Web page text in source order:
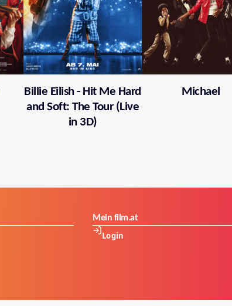
Billie Eilish - Hit Me Hard
and Soft: The Tour (Live
in 3D)
Michael
Mein film.at
Login